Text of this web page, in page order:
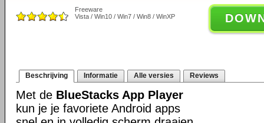
Freeware
Vista / Win10 / Win7 / Win8 / WinXP
Beschrijving Informatie Alle versies Reviews
Met de BlueStacks App Player
kun je je favoriete Android apps